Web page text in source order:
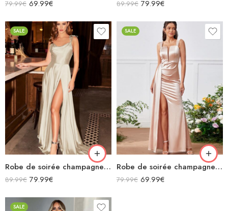
79.99€ 69.99€ 89.99€ 79.99€
SALE
Robe de soirée champagne en satin fluide col bénitier bretelles longue fendue
89.99€ 79.99€
SALE
Robe de soirée champagne en satin longue fendue à bretelles
79.99€ 69.99€
SALE